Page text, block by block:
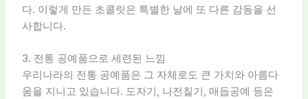
다. 이렇게 만든 초콜릿은 특별한 날에 또 다른 감동을 선
사합니다.
3. 전통 공예품으로 세련된 느낌
우리나라의 전통 공예품은 그 자체로도 큰 가치와 아름다
움을 지니고 있습니다. 도자기, 나전칠기, 매듭공예 등은